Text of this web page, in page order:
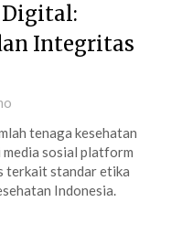
Digital:
Integritas
tenaga kesehatan
media sosial platform
terkait standar etika
Indonesia.